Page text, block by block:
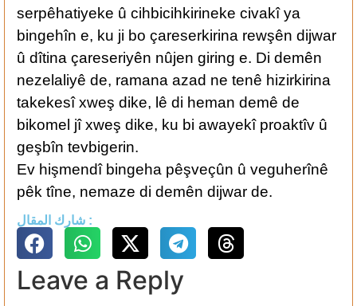
serpêhatiyeke û cihbicihkirineke civakî ya
bingehîn e, ku ji bo çareserkirina rewşên dijwar
û dîtina çareseriyên nûjen giring e. Di demên
nezelaliyê de, ramana azad ne tenê hizirkirina
takekesî xweş dike, lê di heman demê de
bikomel jî xweş dike, ku bi awayekî proaktîv û
geşbîn tevbigerin.
Ev hişmendî bingeha pêşveçûn û veguherînê
pêk tîne, nemaze di demên dijwar de.
شارك المقال :
Leave a Reply